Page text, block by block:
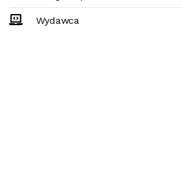
Wydawca